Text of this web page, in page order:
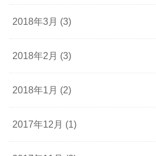
2018年3月 (3)
2018年2月 (3)
2018年1月 (2)
2017年12月 (1)